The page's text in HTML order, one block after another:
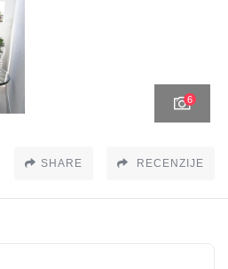
6
SHARE RECENZIJE